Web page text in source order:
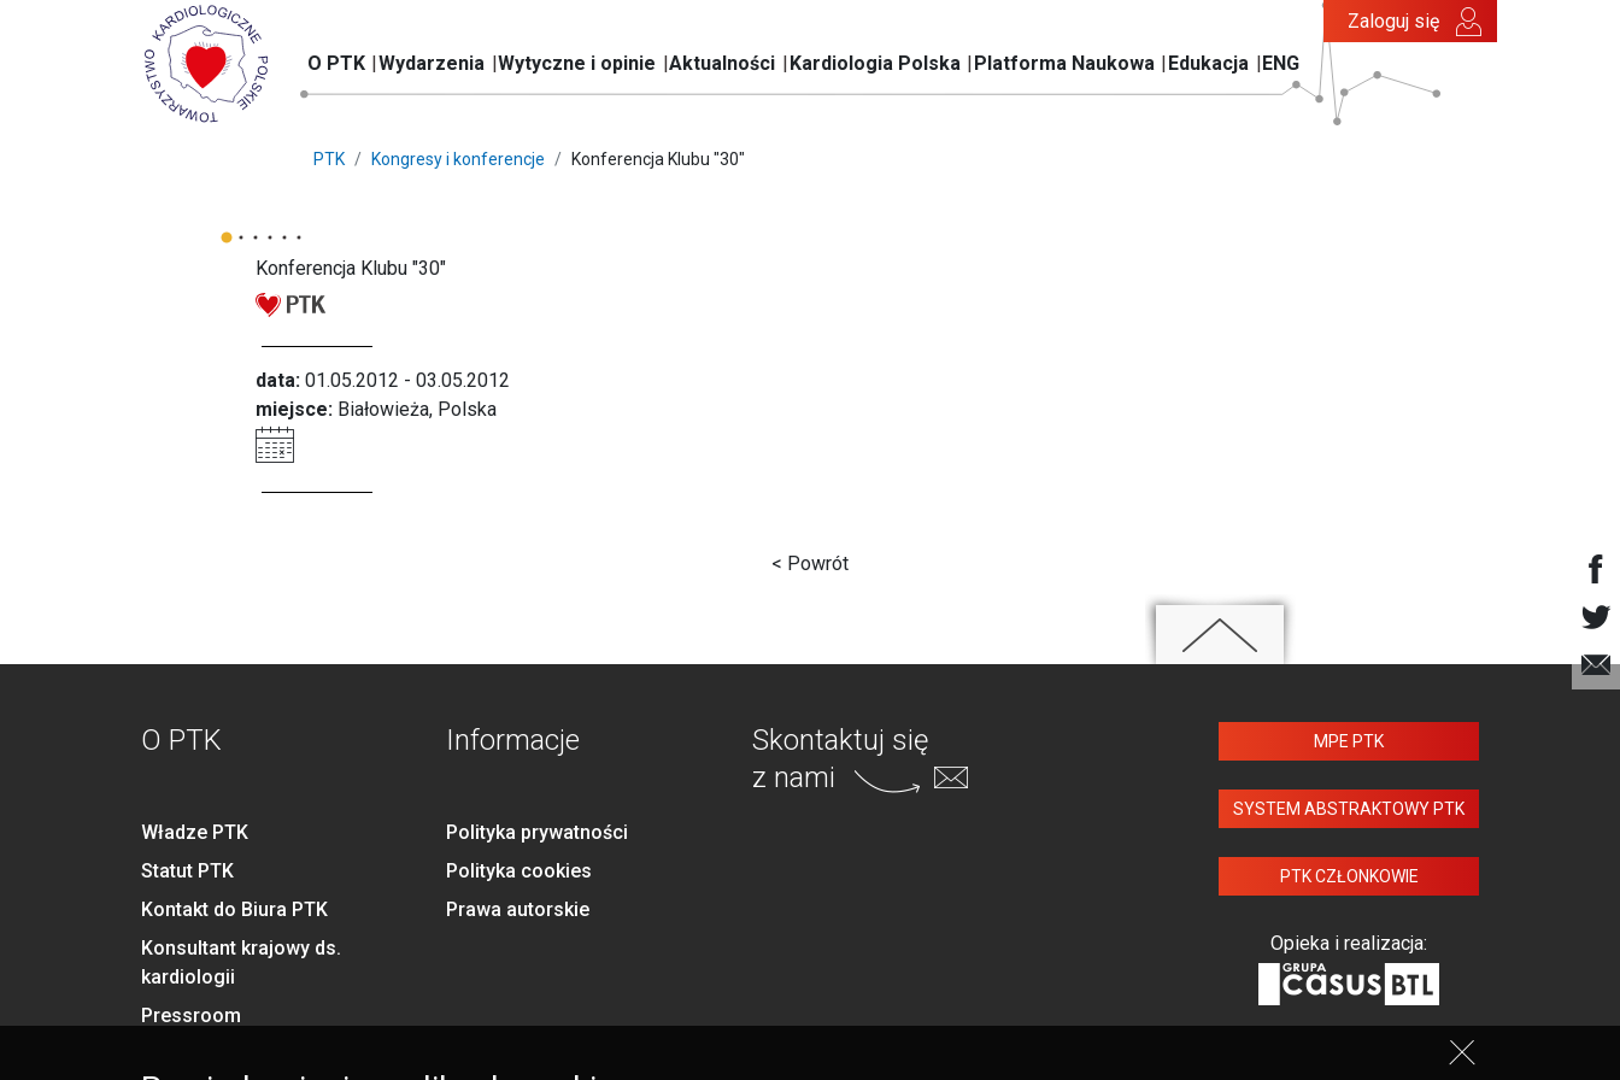
O PTK Wydarzenia Wytyczne i opinie Aktualności Kardiologia Polska Platforma Naukowa Edukacja ENG
Zaloguj się
PTK Kongresy i konferencje Konferencja Klubu "30"
Konferencja Klubu "30"
data: 01.05.2012 - 03.05.2012
miejsce: Białowieża, Polska
< Powrót
O PTK
Władze PTK
Statut PTK
Kontakt do Biura PTK
Konsultant krajowy ds.
kardiologii
Pressroom
Informacje
Polityka prywatności
Polityka cookies
Prawa autorskie
Skontaktuj się
z nami
MPE PTK
SYSTEM ABSTRAKTOWY PTK
PTK CZŁONKOWIE
Opieka i realizacja: